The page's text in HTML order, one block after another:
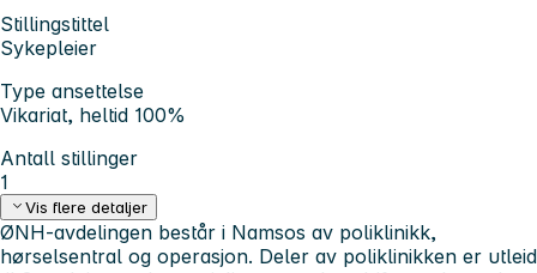
Stillingstittel
Sykepleier
Type ansettelse
Vikariat, heltid 100%
Antall stillinger
1
Vis flere detaljer
ØNH-avdelingen består i Namsos av poliklinikk,
hørselsentral og operasjon. Deler av poliklinikken er utleid